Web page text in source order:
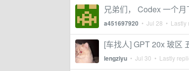
兄弟们， Codex 一个
a451697920 • Jul 28 • Lastly
[车找人] GPT 20x 玻区
lengziyu • Jul 30 • Lastly